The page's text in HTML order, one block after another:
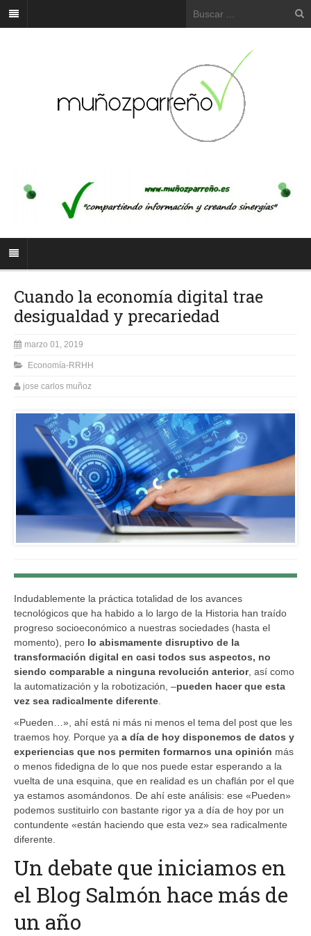
Cuando la economía digital trae
desigualdad y precariedad
marzo 01, 2019
Economía-RRHH
jose carlos muñoz
Indudablemente la práctica totalidad de los avances
tecnológicos que ha habido a lo largo de la Historia han traído
progreso socioeconómico a nuestras sociedades (hasta el
momento), pero lo abismamente disruptivo de la
transformación digital en casi todos sus aspectos, no
siendo comparable a ninguna revolución anterior, así como
la automatización y la robotización, –pueden hacer que esta
vez sea radicalmente diferente
«Pueden…», ahí está ni más ni menos el tema del post que les
traemos hoy. Porque ya a día de hoy disponemos de datos y
experiencias que nos permiten formarnos una opinión más
o menos fidedigna de lo que nos puede estar esperando a la
vuelta de una esquina, que en realidad es un chaflán por el que
ya estamos asomándonos. De ahí este análisis: ese «Pueden»
podemos sustituirlo con bastante rigor ya a día de hoy por un
contundente «están haciendo que esta vez» sea radicalmente
diferente.
Un debate que iniciamos en
el Blog Salmón hace más de
un año